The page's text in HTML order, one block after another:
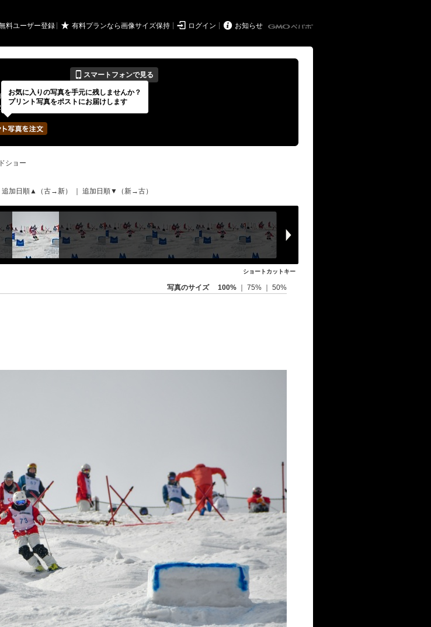
料ユーザー登録 ★ 有料プランなら画像サイズ保持  ログイン  お知らせ
📱 スマートフォンで見る
限 イベントの期間
---
/ 2000枚
ショー
追加日順▲（古→新） 追加日順▼（新→古）
ショートカットキー
写真のサイズ 100% 75% 50%
お気に入りの写真を手元に残しませんか？
プリント写真をポストにお届けします